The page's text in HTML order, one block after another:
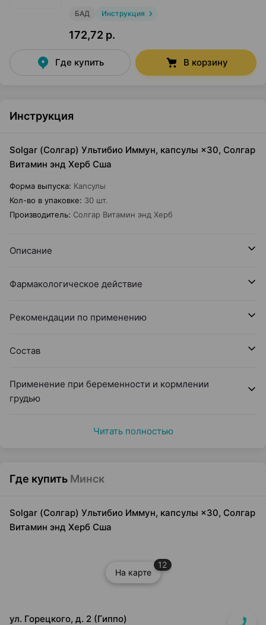
БАД Инструкция
172,72 р.
Где купить В корзину
Инструкция
Solgar (Солгар) Ультибио Иммун, капсулы ×30, Солгар
Витамин энд Херб Сша
Форма выпуска: Капсулы
Кол-во в упаковке: 30 шт.
Производитель: Солгар Витамин энд Херб
Описание
Фармакологическое действие
Рекомендации по применению
Состав
Применение при беременности и кормлении
грудью
Читать полностью
Где купить Минск
Solgar (Солгар) Ультибио Иммун, капсулы ×30, Солгар
Витамин энд Херб Сша
На карте
12
ул. Горецкого, д. 2 (Гиппо)